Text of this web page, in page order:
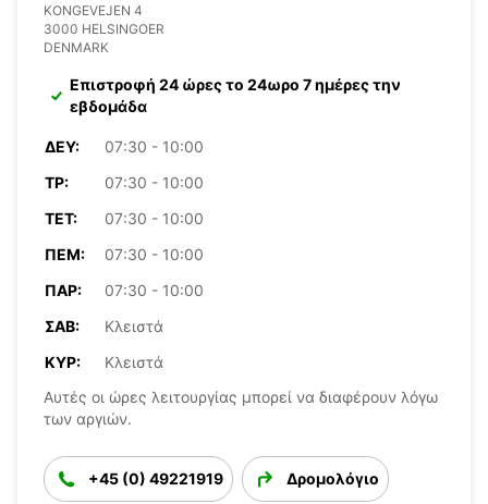
KONGEVEJEN 4
3000 HELSINGOER
DENMARK
Επιστροφή 24 ώρες το 24ωρο 7 ημέρες την
εβδομάδα
ΔΕΥ:
07:30 - 10:00
ΤΡ:
07:30 - 10:00
ΤΕΤ:
07:30 - 10:00
ΠΈΜ:
07:30 - 10:00
ΠΑΡ:
07:30 - 10:00
ΣΆΒ:
Κλειστά
ΚΥΡ:
Κλειστά
Αυτές οι ώρες λειτουργίας μπορεί να διαφέρουν λόγω
των αργιών.
+45 (0) 49221919 Δρομολόγιο